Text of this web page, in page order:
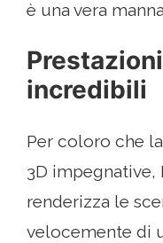
è una vera
incredibili
Per coloro che
3D impegnative,
renderizza le
velocemente di